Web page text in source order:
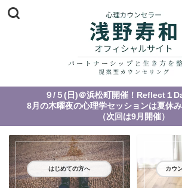
９/５(日)＠浜松町開催！Reflect１
8月の木曜夜の心理学セッションは夏休
（次回は9月開催）
はじめての方へ カウ